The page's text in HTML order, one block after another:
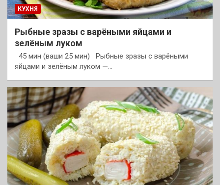
КУХНЯ
Рыбные зразы с варёными яйцами и
зелёным луком
45 мин (ваши 25 мин) Рыбные зразы с варёными
яйцами и зелёным луком —…